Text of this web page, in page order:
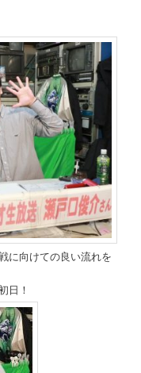
に向けての良い流れを
日！